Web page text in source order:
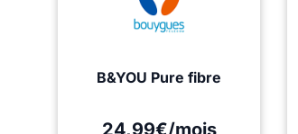
B&YOU Pure fibre
24,99€/mois